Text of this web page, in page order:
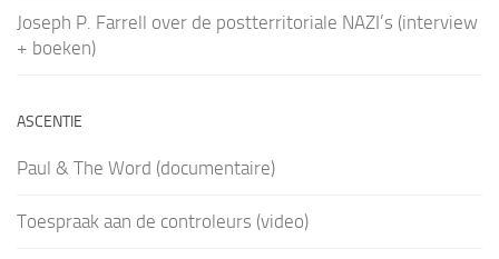
Joseph P. Farrell over de postterritoriale NAZI’s (interview
+ boeken)
ASCENTIE
Paul & The Word (documentaire)
Toespraak aan de controleurs (video)